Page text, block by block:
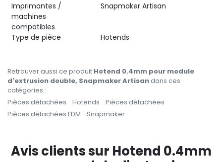
Imprimantes /
machines
compatibles
Snapmaker Artisan
Type de pièce Hotends
Retrouver aussi ce produit Hotend 0.4mm pour module
d'extrusion double, Snapmaker Artisandans ces
catégories :
Pièces détachées
Hotends
Pièces détachées
Pièces détachées FDM
Snapmaker
Avis clients sur Hotend 0.4mm